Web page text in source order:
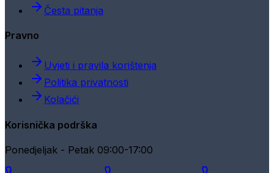
Česta pitanja
Pravno
Uvjeti i pravila korištenja
Politika privatnosti
Kolačići
Korisnička podrška
Ponedjeljak - Petak 09:00-17:00